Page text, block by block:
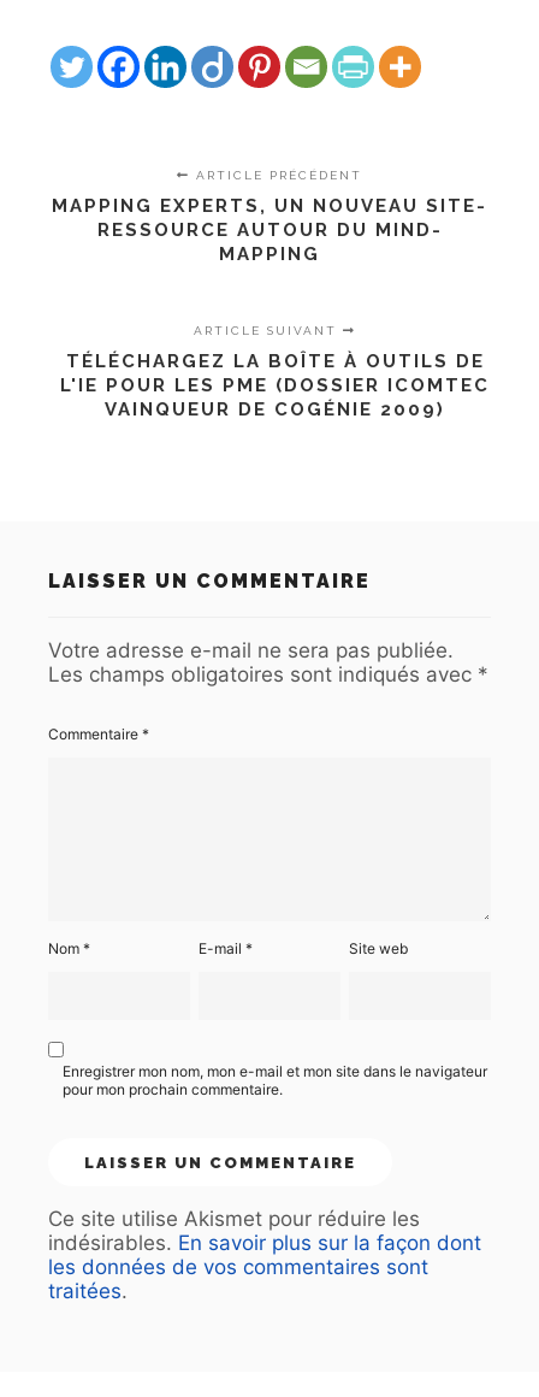
ARTICLE PRÉCÉDENT
MAPPING EXPERTS, UN NOUVEAU SITE-
RESSOURCE AUTOUR DU MIND-
MAPPING
ARTICLE SUIVANT
TÉLÉCHARGEZ LA BOÎTE À OUTILS DE
L'IE POUR LES PME (DOSSIER ICOMTEC
VAINQUEUR DE COGÉNIE 2009)
LAISSER UN COMMENTAIRE
Votre adresse e-mail ne sera pas publiée.
Les champs obligatoires sont indiqués avec *
Commentaire *
Nom * E-mail* Site web
Enregistrer mon nom, mon e-mail et mon site dans le navigateur
pour mon prochain commentaire.
Ce site utilise Akismet pour réduire les
indésirables. En savoir plus sur la façon dont
les données de vos commentaires sont
traitées.